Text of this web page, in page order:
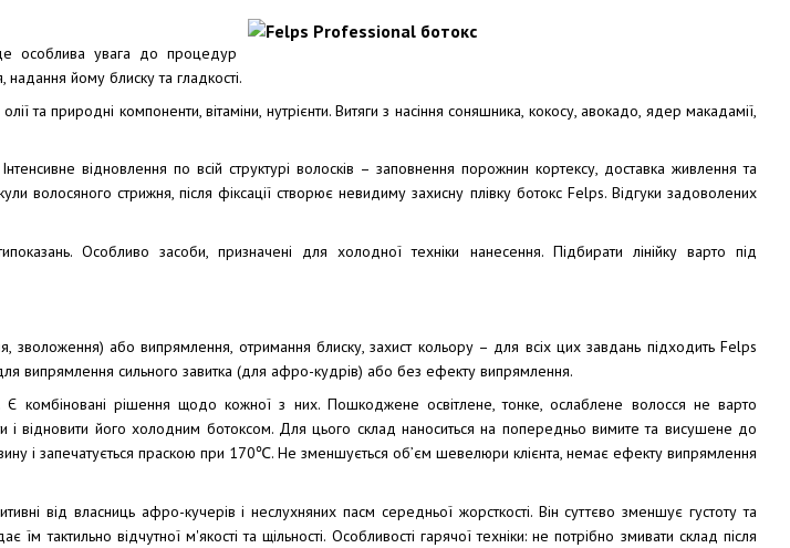
особлива увага до процедур
йому блиску та гладкості.
та природні компоненти, вітаміни, нутрієнти. Витяги з насіння соняшника, кокосу, авокадо, ядер макадамії,
відновлення по всій структурі волосків – заповнення порожнин кортексу, доставка живлення та
волосяного стрижня, після фіксації створює невидиму захисну плівку ботокс Felps. Відгуки задоволених
Особливо засоби, призначені для холодної техніки нанесення. Підбирати лінійку варто під
зволоження) або випрямлення, отримання блиску, захист кольору – для всіх цих завдань підходить Felps
випрямлення сильного завитка (для афро-кудрів) або без ефекту випрямлення.
Є комбіновані рішення щодо кожної з них. Пошкоджене освітлене, тонке, ослаблене волосся не варто
і відновити його холодним ботоксом. Для цього склад наноситься на попередньо вимите та висушене до
і запечатується праскою при 170℃. Не зменшується об’єм шевелюри клієнта, немає ефекту випрямлення
від власниць афро-кучерів і неслухняних пасм середньої жорсткості. Він суттєво зменшує густоту та
їм тактильно відчутної м'якості та щільності. Особливості гарячої техніки: не потрібно змивати склад після